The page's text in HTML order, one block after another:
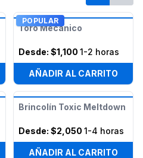
POPULAR
Toro Mecánico
Desde: $1,100 1-2 horas
AÑADIR AL CARRITO
Brincolín Toxic Meltdown
Desde: $2,050 1-4 horas
AÑADIR AL CARRITO